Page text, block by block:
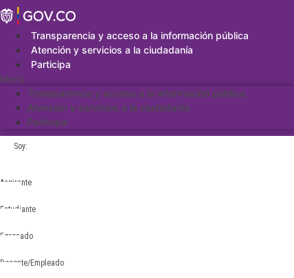
Saltar
al
contenidoTransparencia y acceso a la información pública
Atención y servicios a la ciudadanía
Participa
Menu
Transparencia y acceso a la información pública
Atención y servicios a la ciudadanía
Participa
Soy:
Aspirante
Estudiante
Egresado
Docente/Empleado